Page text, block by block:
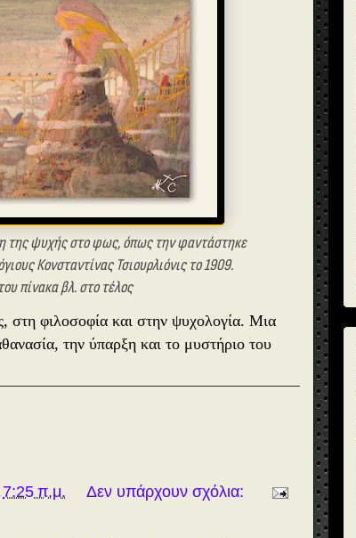
της ψυχής στο φως, όπως την φαντάστηκε
Κονσταντίνας Τσιουρλιόνις το 1909.
πίνακα βλ. στο τέλος
φιλοσοφία και στην ψυχολογία. Μια
την ύπαρξη και το μυστήριο του
7:25 π.μ. Δεν υπάρχουν σχόλια: